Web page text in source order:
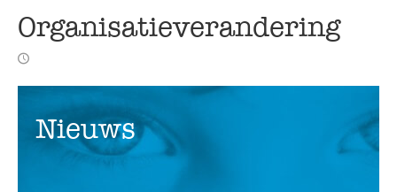
Organisatieverandering
Nieuws